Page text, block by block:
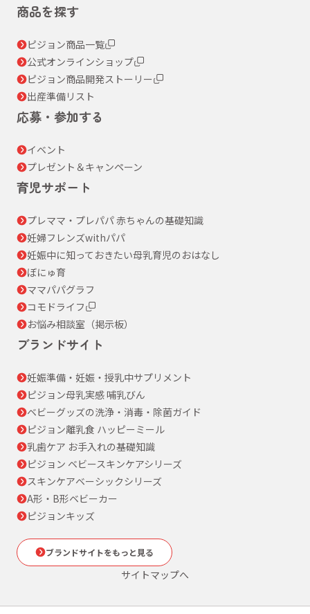
商品を探す
ピジョン商品一覧
公式オンラインショップ
ピジョン商品開発ストーリー
出産準備リスト
応募・参加する
イベント
プレゼント＆キャンペーン
育児サポート
プレママ・プレパパ 赤ちゃんの基礎知識
妊婦フレンズwithパパ
妊娠中に知っておきたい母乳育児のおはなし
ぼにゅ育
ママパパグラフ
コモドライフ
お悩み相談室（掲示板）
ブランドサイト
妊娠準備・妊娠・授乳中サプリメント
ピジョン母乳実感 哺乳びん
ベビーグッズの洗浄・消毒・除菌ガイド
ピジョン離乳食 ハッピーミール
乳歯ケア お手入れの基礎知識
ピジョン ベビースキンケアシリーズ
スキンケアベーシックシリーズ
A形・B形ベビーカー
ピジョンキッズ
ブランドサイトをもっと見る
サイトマップへ